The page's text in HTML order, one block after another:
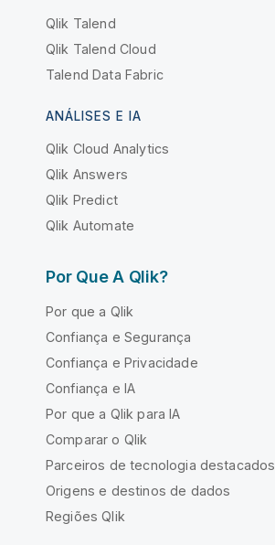
Qlik Talend
Qlik Talend Cloud
Talend Data Fabric
ANÁLISES E IA
Qlik Cloud Analytics
Qlik Answers
Qlik Predict
Qlik Automate
Por Que A Qlik?
Por que a Qlik
Confiança e Segurança
Confiança e Privacidade
Confiança e IA
Por que a Qlik para IA
Comparar o Qlik
Parceiros de tecnologia destacados
Origens e destinos de dados
Regiões Qlik